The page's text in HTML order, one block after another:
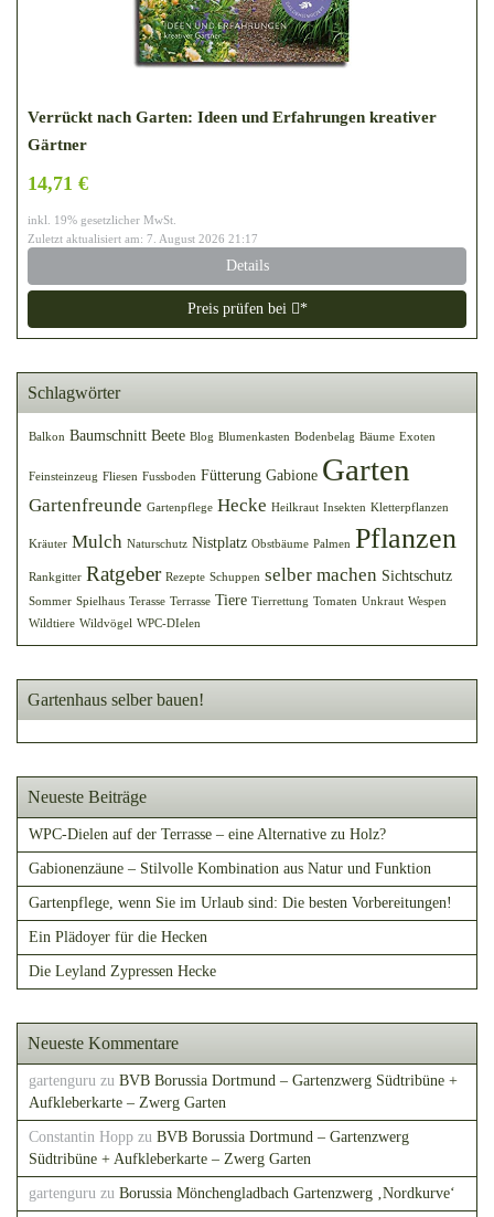
Verrückt nach Garten: Ideen und Erfahrungen kreativer
Gärtner
14,71 €
inkl. 19% gesetzlicher MwSt.
Zuletzt aktualisiert am: 7. August 2026 21:17
Details
Preis prüfen bei *
Schlagwörter
Balkon Baumschnitt Beete Blog Blumenkasten Bodenbelag Bäume Exoten
Feinsteinzeug Fliesen Fussboden Fütterung Gabione Garten
Gartenfreunde Gartenpflege Hecke Heilkraut Insekten Kletterpflanzen
Kräuter Mulch Naturschutz Nistplatz Obstbäume Palmen Pflanzen
Rankgitter Ratgeber Rezepte Schuppen selber machen Sichtschutz
Sommer Spielhaus Terasse Terrasse Tiere Tierrettung Tomaten Unkraut Wespen
Wildtiere Wildvögel WPC-DIelen
Gartenhaus selber bauen!
Neueste Beiträge
WPC-Dielen auf der Terrasse – eine Alternative zu Holz?
Gabionenzäune – Stilvolle Kombination aus Natur und Funktion
Gartenpflege, wenn Sie im Urlaub sind: Die besten Vorbereitungen!
Ein Plädoyer für die Hecken
Die Leyland Zypressen Hecke
Neueste Kommentare
gartenguru zu BVB Borussia Dortmund – Gartenzwerg Südtribüne +
Aufkleberkarte – Zwerg Garten
Constantin Hopp zu BVB Borussia Dortmund – Gartenzwerg
Südtribüne + Aufkleberkarte – Zwerg Garten
gartenguru zu Borussia Mönchengladbach Gartenzwerg ‚Nordkurve‘